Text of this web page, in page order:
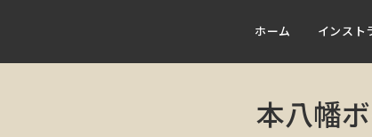
ホーム インスト
本八幡